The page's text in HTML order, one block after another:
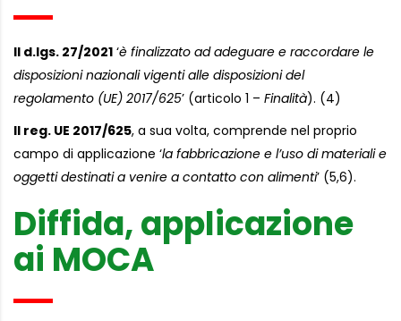
Il d.lgs. 27/2021 ‘è finalizzato ad adeguare e raccordare le
disposizioni nazionali vigenti alle disposizioni del
regolamento (UE) 2017/625’ (articolo 1 – Finalità). (4)
Il reg. UE 2017/625, a sua volta, comprende nel proprio
campo di applicazione ‘la fabbricazione e l’uso di materiali e
oggetti destinati a venire a contatto con alimenti’ (5,6).
Diffida, applicazione
ai MOCA